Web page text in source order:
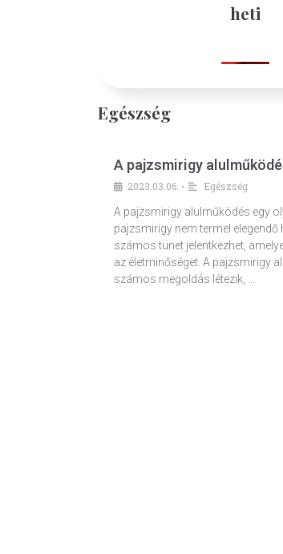
heti
Egészség
A pajzsmirigy
2023.03.06. •
Egészség
A pajzsmirigy alulműködés egy
pajzsmirigy nem termel
számos tünet jelentkezhet,
az életminőséget. A pajzsmirigy
számos megoldás létezik, …